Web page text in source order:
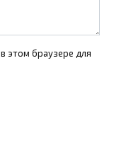
этом браузере для